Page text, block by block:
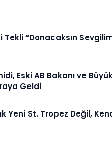
Tekli “Donacaksın
Eski AB Bakanı ve
Geldi
Yeni St. Tropez Değil,